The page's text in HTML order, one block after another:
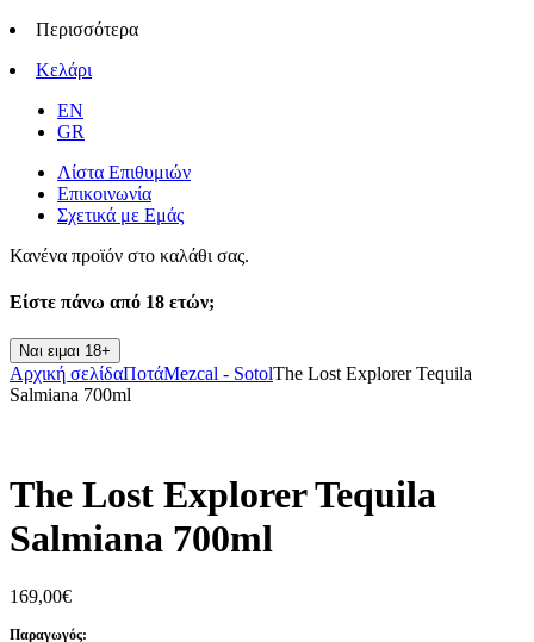
Περισσότερα
Κελάρι
EN
GR
Λίστα Επιθυμιών
Επικοινωνία
Σχετικά με Εμάς
Κανένα προϊόν στο καλάθι σας.
Είστε πάνω από 18 ετών;
Ναι ειμαι 18+
Αρχική σελίδαΠοτάMezcal - SotolThe Lost Explorer Tequila
Salmiana 700ml
The Lost Explorer Tequila
Salmiana 700ml
169,00€
Παραγωγός: